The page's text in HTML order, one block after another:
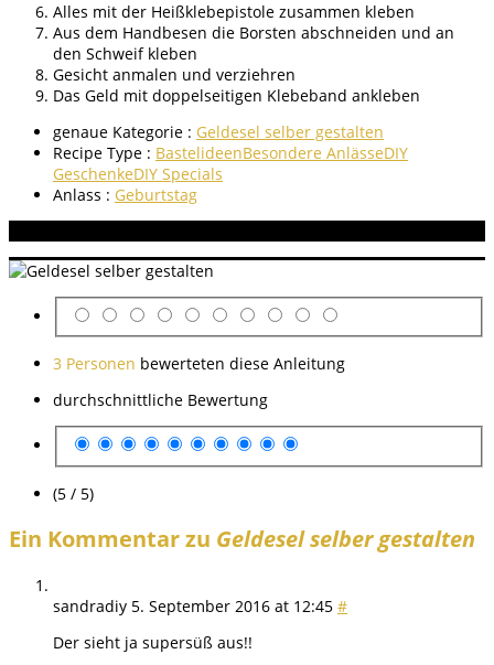
Alles mit der Heißklebepistole zusammen kleben
Aus dem Handbesen die Borsten abschneiden und an
den Schweif kleben
Gesicht anmalen und verziehren
Das Geld mit doppelseitigen Klebeband ankleben
genaue Kategorie : Geldesel selber gestalten
Recipe Type : BastelideenBesondere AnlässeDIY
GeschenkeDIY Specials
Anlass : Geburtstag
3 Personen bewerteten diese Anleitung
durchschnittliche Bewertung
(5 / 5)
Ein Kommentar zu Geldesel selber gestalten
sandradiy 5. September 2016 at 12:45 #
Der sieht ja supersüß aus!!